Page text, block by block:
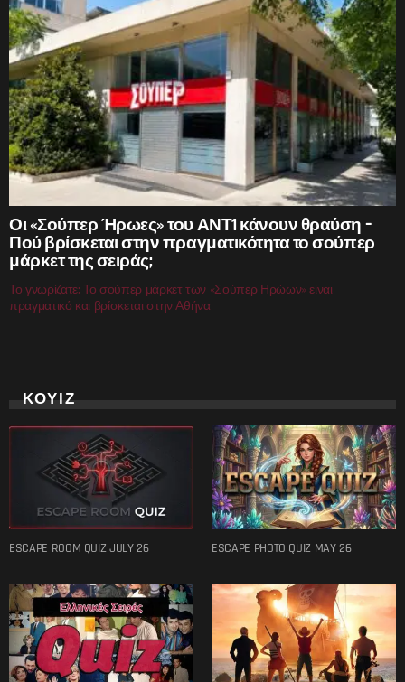
Οι «Σούπερ Ήρωες» του ΑΝΤ1 κάνουν θραύση –
Πού βρίσκεται στην πραγματικότητα το σούπερ
μάρκετ της σειράς;
Το γνωρίζατε; Το σούπερ μάρκετ των «Σούπερ Ηρώων» είναι
πραγματικό και βρίσκεται στην Αθήνα
ΚΟΥΙΖ
ESCAPE ROOM QUIZ JULY 26 ESCAPE PHOTO QUIZ MAY 26